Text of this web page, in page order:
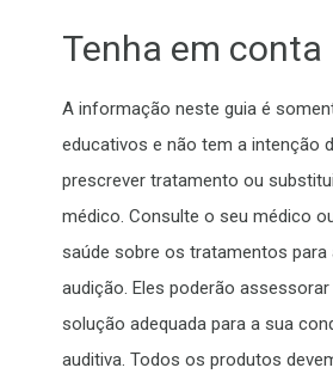
Tenha em conta
A informação neste guia é
educativos e não tem a intenção
prescrever tratamento ou
médico. Consulte o seu médico
saúde sobre os tratamentos para
audição. Eles poderão
solução adequada para a sua
auditiva. Todos os produtos